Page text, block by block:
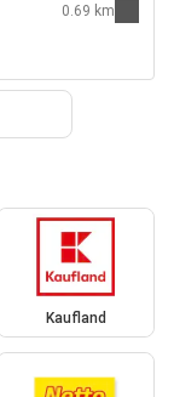
0.69 km
Kaufland